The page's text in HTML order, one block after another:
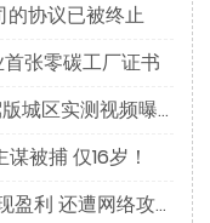
的协议已被终止
张零碳工厂证书
有点老司机那味儿了！问界M5智驾版城区实测视频曝光
被捕 仅16岁！
水滴CEO：水滴筹上线七年从未实现盈利 还遭网络攻击